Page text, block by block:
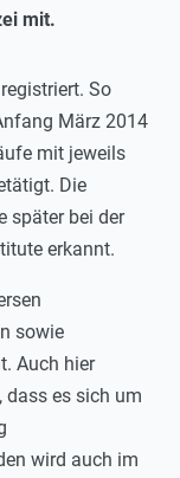
mit.
So
März 2014
mit jeweils
Die
später bei der
erkannt.
sowie
Auch hier
dass es sich um
wird auch im